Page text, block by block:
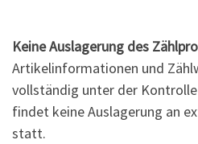
Keine Auslagerung des
Artikelinformationen und
vollständig unter der
findet keine Auslagerung an
statt.